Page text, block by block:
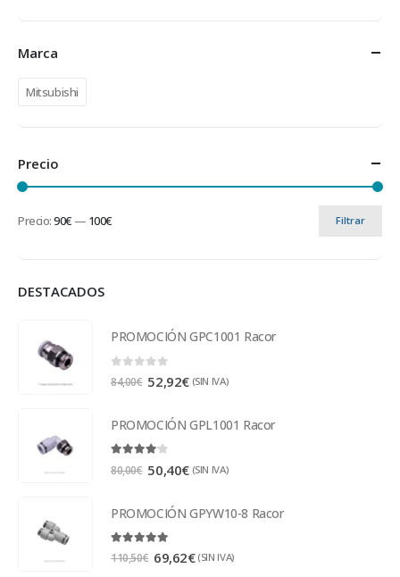
Marca
Mitsubishi
Precio
Filtrar
Precio:90€ — 100€
DESTACADOS
PROMOCIÓN GPC1001 Racor
84,00€ 52,92€ (SIN IVA)
PROMOCIÓN GPL1001 Racor
80,00€ 50,40€ (SIN IVA)
PROMOCIÓN GPYW10-8 Racor
5.00out of 5
110,50€ 69,62€ (SIN IVA)